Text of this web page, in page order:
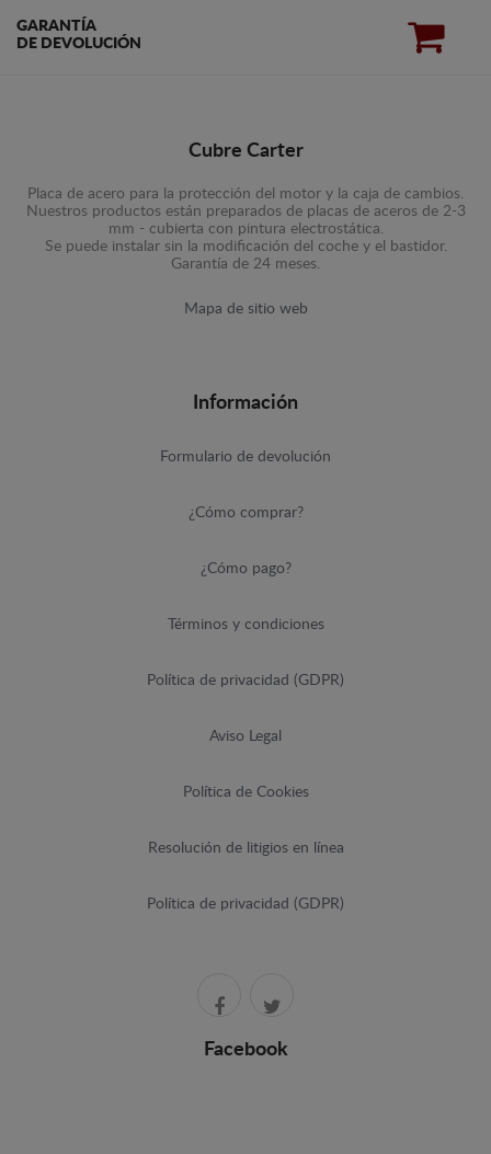
GARANTÍA
DE DEVOLUCIÓN
Cubre Carter
Placa de acero para la protección del motor y la caja de cambios.
Nuestros productos están preparados de placas de aceros de 2-3
mm - cubierta con pintura electrostática.
Se puede instalar sin la modificación del coche y el bastidor.
Garantía de 24 meses.
Mapa de sitio web
Información
Formulario de devolución
¿Cómo comprar?
¿Cómo pago?
Términos y condiciones
Política de privacidad (GDPR)
Aviso Legal
Política de Cookies
Resolución de litigios en línea
Política de privacidad (GDPR)
Facebook